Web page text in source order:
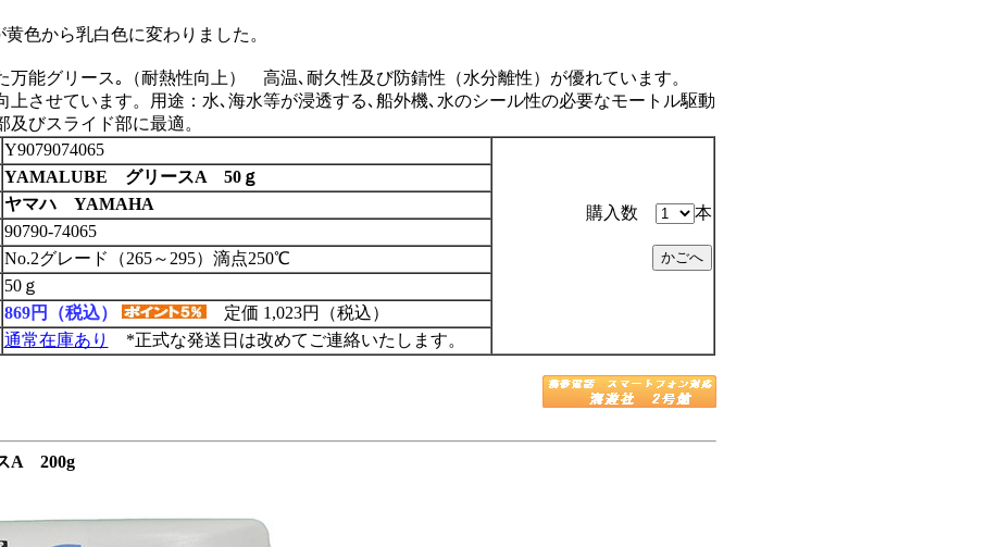
色から乳白色に変わりました。
万能グリース｡（耐熱性向上） 高温､耐久性及び防錆性（水分離性）が優れています。
上させています。用途：水､海水等が浸透する､船外機､水のシール性の必要なモートル駆動
びスライド部に最適。
Y9079074065
購入数 本
YAMALUBE グリースA 50ｇ
ヤマハ YAMAHA
90790-74065
No.2グレード（265～295）滴点250℃
50ｇ
869円（税込）
定価 1,023円（税込）
通常在庫あり *正式な発送日は改めてご連絡いたします。
A 200g